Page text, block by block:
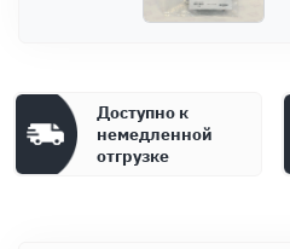
Доступно к
немедленной
отгрузке